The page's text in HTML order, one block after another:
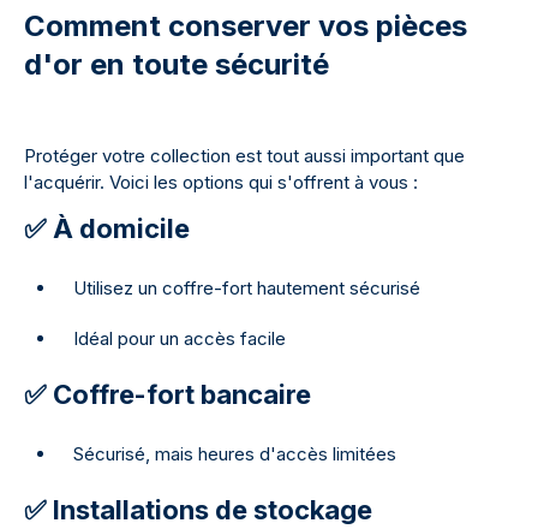
Comment conserver vos pièces
d'or en toute sécurité
Protéger votre collection est tout aussi important que
l'acquérir. Voici les options qui s'offrent à vous :
✅ À domicile
Utilisez un coffre-fort hautement sécurisé
Idéal pour un accès facile
✅ Coffre-fort bancaire
Sécurisé, mais heures d'accès limitées
✅ Installations de stockage